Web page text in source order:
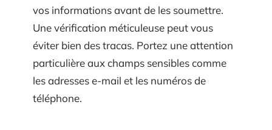
vos informations avant de les soumettre.
Une vérification méticuleuse peut vous
éviter bien des tracas. Portez une attention
particulière aux champs sensibles comme
les adresses e-mail et les numéros de
téléphone.